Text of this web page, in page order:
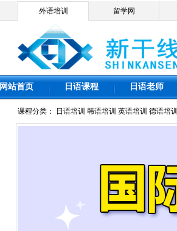
外语培训 留学网
网站首页 日语课程 日语老师
课程分类： 日语培训 韩语培训 英语培训 德语培训